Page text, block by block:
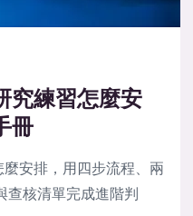
究練習怎麼安
冊
安排，用四步流程、兩
查核清單完成進階判